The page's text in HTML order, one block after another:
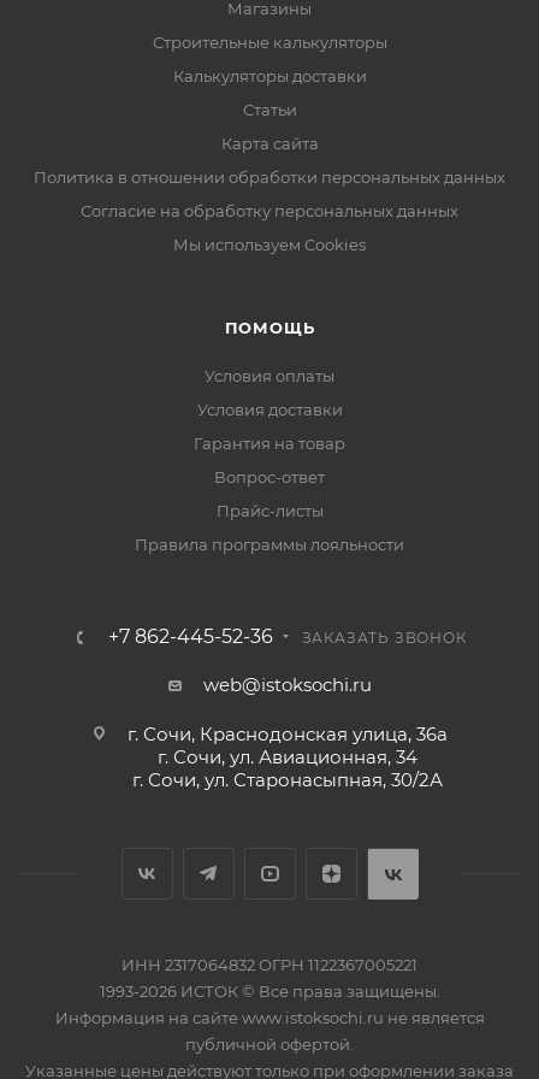
Магазины
Строительные калькуляторы
Калькуляторы доставки
Статьи
Карта сайта
Политика в отношении обработки персональных данных
Согласие на обработку персональных данных
Мы используем Cookies
ПОМОЩЬ
Условия оплаты
Условия доставки
Гарантия на товар
Вопрос-ответ
Прайс-листы
Правила программы лояльности
+7 862-445-52-36 ЗАКАЗАТЬ ЗВОНОК
web@istoksochi.ru
г. Сочи, Краснодонская улица, 36а
г. Сочи, ул. Авиационная, 34
г. Сочи, ул. Старонасыпная, 30/2А
ИНН 2317064832 ОГРН 1122367005221
1993-2026 ИСТОК © Все права защищены.
Информация на сайте www.istoksochi.ru не является
публичной офертой.
Указанные цены действуют только при оформлении заказа